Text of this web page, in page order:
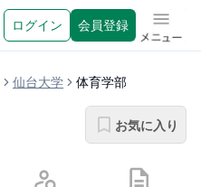
ログイン 会員登録 メニュ
仙台大学 体育学部
お気に入り